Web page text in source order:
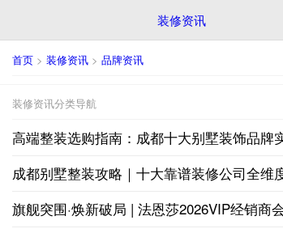
装修资讯
首页 > 装修资讯 > 品牌资讯
装修资讯分类导航
高端整装选购指南：成都十大别墅装饰品牌
成都别墅整装攻略｜十大靠谱装修公司全维
旗舰突围·焕新破局 | 法恩莎2026VIP经销商